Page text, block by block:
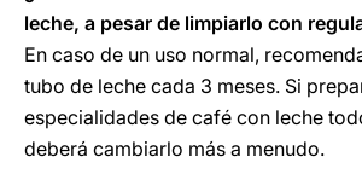
leche, a pesar de limpiarlo con
En caso de un uso normal,
tubo de leche cada 3 meses. Si
especialidades de café con leche
deberá cambiarlo más a menudo.